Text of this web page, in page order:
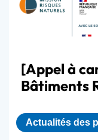
[Appel à
Bâtiments
Actualités des